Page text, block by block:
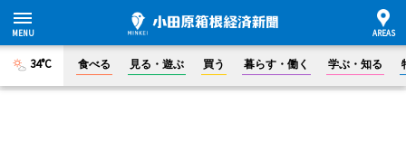
34°C 食べる 見る・遊ぶ 買う 暮らす・働く 学ぶ・知る